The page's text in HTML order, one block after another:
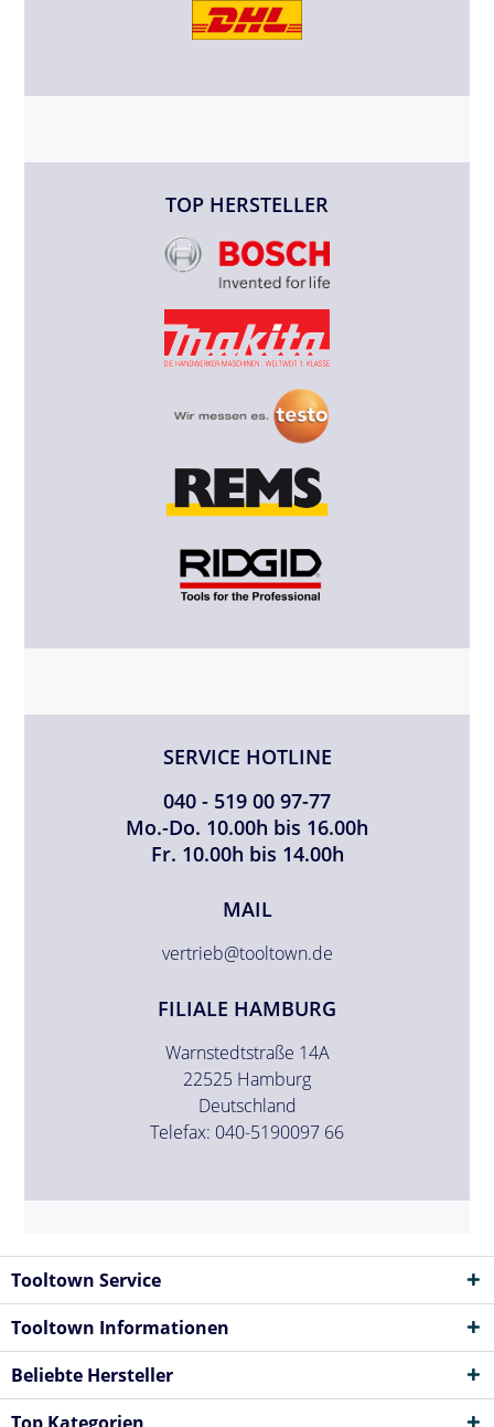
TOP HERSTELLER
SERVICE HOTLINE
040 - 519 00 97-77
Mo.-Do. 10.00h bis 16.00h
Fr. 10.00h bis 14.00h
MAIL
vertrieb@tooltown.de
FILIALE HAMBURG
Warnstedtstraße 14A
22525 Hamburg
Deutschland
Telefax: 040-5190097 66
Tooltown Service
Tooltown Informationen
Beliebte Hersteller